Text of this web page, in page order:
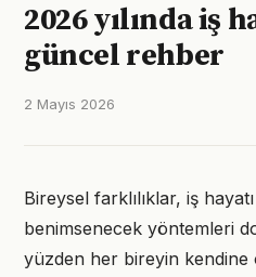
2026 yılında iş
güncel rehber
2 Mayıs 2026
Bireysel farklılıklar, iş
benimsenecek yöntemleri
yüzden her bireyin kendine